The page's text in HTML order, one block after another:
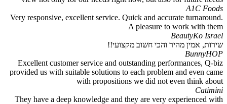
A1C Foods
Very responsive, excellent service. Quick and accurate turnaround.
A pleasure to work with them
BeautyKo Israel
שירות, אמין מהיר והכי חשוב מקצועי!!
BunnyHOP
Excellent customer service and outstanding performances, Q-biz
provided us with suitable solutions to each problem and even came
with propositions we did not even think about
Catimini
They have a deep knowledge and they are very experienced with